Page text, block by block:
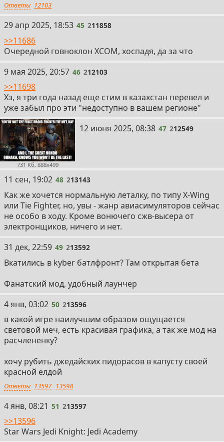
Ответы 12103
45
29 апр 2025, 18:53 45 211858
>>11686
Очередной говноклон ХСОМ, хоспадя, да за что
46
9 мая 2025, 20:57 46 212103
>>11698
Хз, я три года назад еще стим в казахстан перевел и
уже забыл про эти "недоступно в вашем регионе"
731 Кб, 888x499
47
12 июня 2025, 08:38 47 212549
48
11 сен, 19:02 48 213143
Как же хочется нормальную леталку, по типу X-Wing
или Tie Fighter, но, увы - жанр авиасимуляторов сейчас
не особо в ходу. Кроме вонючего сжв-высера от
электронщиков, ничего и нет.
49
31 дек, 22:59 49 213592
Вкатились в kyber батлфронт? Там открытая бета
Фанатский мод, удобный лаунчер
50
4 янв, 03:02 50 213596
в какой игре наилучшим образом ощущается
световой меч, есть красивая графика, а так же мод на
расчлененку?
хочу рубить джедайских пидорасов в капусту своей
красной елдой
Ответы 13597 13598
51
4 янв, 08:21 51 213597
>>13596
Star Wars Jedi Knight: Jedi Academy